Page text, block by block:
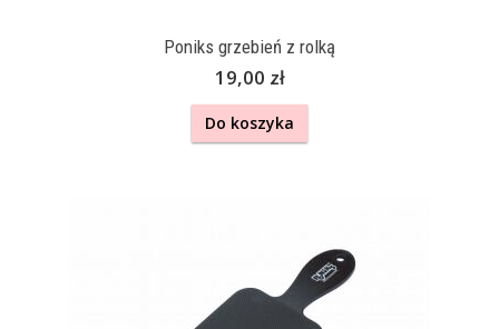
Poniks grzebień z rolką
19,00 zł
Do koszyka